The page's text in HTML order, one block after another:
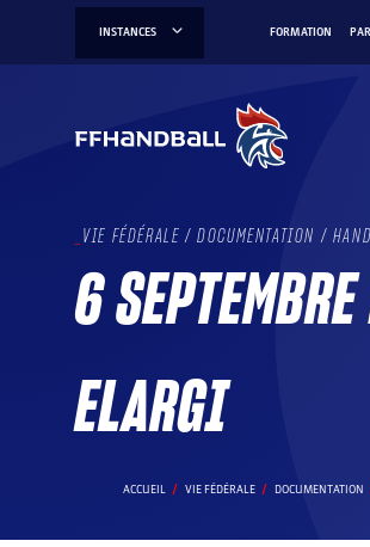
INSTANCES FORMATION
VIE FÉDÉRALE / DOCUMENTATION /
6
ELARGI
ACCUEIL VIE FÉDÉRALE DOCUMENTATION